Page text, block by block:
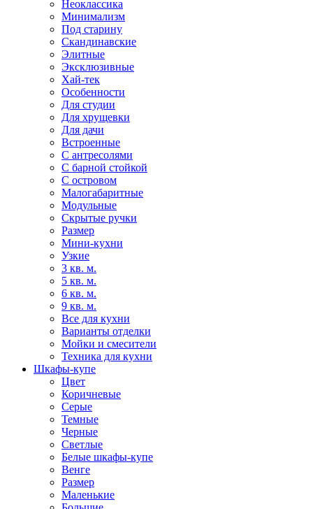
Неоклассика
Минимализм
Под старину
Скандинавские
Элитные
Эксклюзивные
Хай-тек
Особенности
Для студии
Для хрущевки
Для дачи
Встроенные
С антресолями
С барной стойкой
С островом
Малогабаритные
Модульные
Скрытые ручки
Размер
Мини-кухни
Узкие
3 кв. м.
5 кв. м.
6 кв. м.
9 кв. м.
Все для кухни
Варианты отделки
Мойки и смесители
Техника для кухни
Шкафы-купе
Цвет
Коричневые
Серые
Темные
Черные
Светлые
Белые шкафы-купе
Венге
Размер
Маленькие